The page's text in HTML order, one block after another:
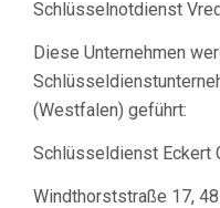
Schlüsselnotdienst
Diese Unternehmen
(Westfalen) geführt:
Schlüsseldienst Eckert
Windthorststraße 17,